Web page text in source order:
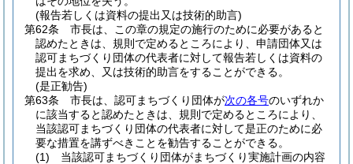
(報告若しくは資料の提出又は技術的助言)
第62条
市長は、この章の規定の施行のために必要があると
認めたときは、規則で定めるところにより、申請団体又は
認可まちづくり団体の代表者に対して報告若しくは資料の
提出を求め、又は技術的助言をすることができる。
(是正勧告)
第63条
市長は、認可まちづくり団体が次の各号のいずれか
に該当すると認めたときは、規則で定めるところにより、
当該認可まちづくり団体の代表者に対して是正のために必
要な措置を講ずべきことを勧告することができる。
(1)
当該認可まちづくり団体がまちづくり実施計画の内容